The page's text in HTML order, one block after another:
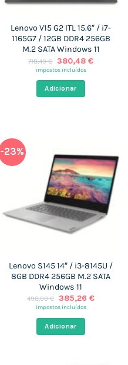
Lenovo V15 G2 ITL 15.6″ / i7-
1165G7 / 12GB DDR4 256GB
M.2 SATA Windows 11
718,49€ O
preço
era:
718,49 €.
380,48 €O
impostos incluídos
Adicionar
-23%
Lenovo S145 14″ / i3-8145U /
8GB DDR4 256GB M.2 SATA
Windows 11
498,00€ O
preço
era:
498,00 €.
385,26 €O
impostos incluídos
Adicionar